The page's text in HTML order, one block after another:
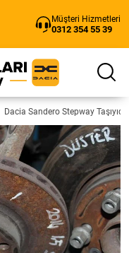
Müşteri Hizmetleri
0312 354 55 39
Dacia Sandero Stepway Taşıyıcı